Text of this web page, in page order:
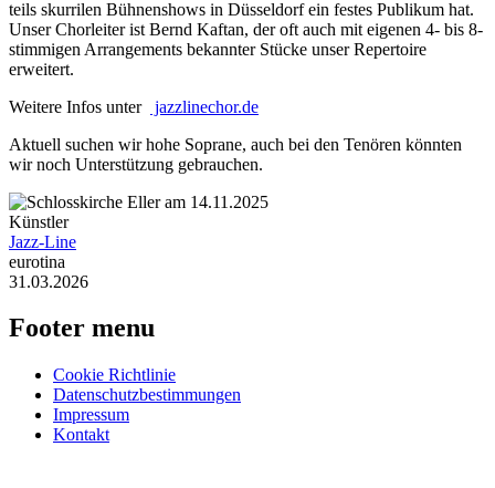
teils skurrilen Bühnenshows in Düsseldorf ein festes Publikum hat.
Unser Chorleiter ist Bernd Kaftan, der oft auch mit eigenen 4- bis 8-
stimmigen Arrangements bekannter Stücke unser Repertoire
erweitert.
Weitere Infos unter
jazzlinechor.de
Aktuell suchen wir hohe Soprane, auch bei den Tenören könnten
wir noch Unterstützung gebrauchen.
Künstler
Jazz-Line
eurotina
31.03.2026
Footer menu
Cookie Richtlinie
Datenschutzbestimmungen
Impressum
Kontakt